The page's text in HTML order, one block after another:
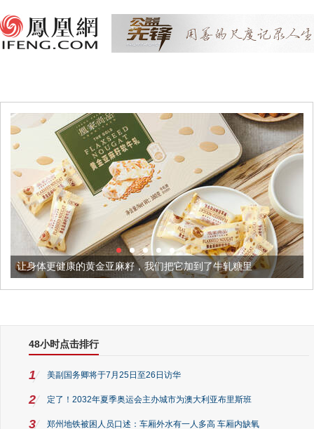
黄金亚麻籽，我们把它加到了牛轧糖里 被列入佛家七宝
48小时点击排行
1 美副国务卿将于7月25日至26日访华
2 定了！2032年夏季奥运会主办城市为澳大利亚布里斯班
3 郑州地铁被困人员口述：车厢外水有一人多高 车厢内缺氧